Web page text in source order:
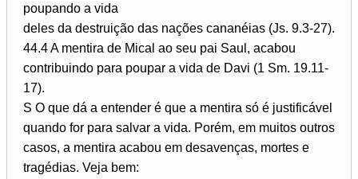
poupando a vida
deles da destruição das nações cananéias (Js. 9.3-27).
44.4 A mentira de Mical ao seu pai Saul, acabou
contribuindo para poupar a vida de Davi (1 Sm. 19.11-
17).
S O que dá a entender é que a mentira só é justificável
quando for para salvar a vida. Porém, em muitos outros
casos, a mentira acabou em desavenças, mortes e
tragédias. Veja bem: